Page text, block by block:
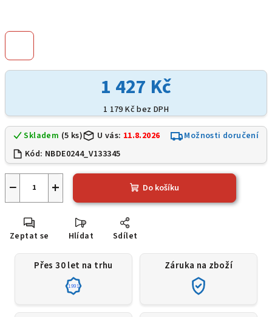
1 427 Kč
1 179 Kč bez DPH
Skladem (5 ks) U vás: 11.8.2026
Možnosti doručení
Kód: NBDE0244_V133345
+
− Do košíku
Zeptat se Hlídat Sdílet
Přes 30 let na trhu
1991
Záruka na zboží